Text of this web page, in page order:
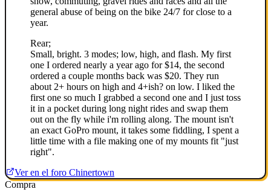
general abuse of being on the bike 24/7 for close to a
year.
Rear;
Small, bright. 3 modes; low, high, and flash. My first
one I ordered nearly a year ago for $14, the second
ordered a couple months back was $20. They run
about 2+ hours on high and 4+ish? on low. I liked the
first one so much I grabbed a second one and I just toss
it in a pocket during long night rides and swap them
out on the fly while i'm rolling along. The mount isn't
an exact GoPro mount, it takes some fiddling, I spent a
little time with a file making one of my mounts fit "just
right".
Ver en el foro Chinertown
Compra